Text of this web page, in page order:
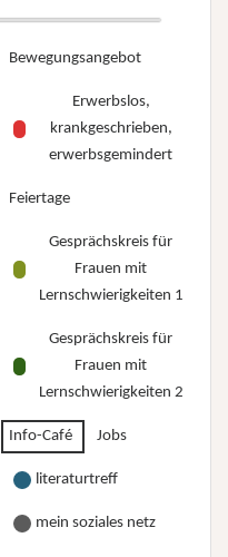
Bewegungsangebot
Erwerbslos,
krankgeschrieben,
erwerbsgemindert
Feiertage
Gesprächskreis für
Frauen mit
Lernschwierigkeiten 1
Gesprächskreis für
Frauen mit
Lernschwierigkeiten 2
Info-Café Jobs
literaturtreff
mein soziales netz